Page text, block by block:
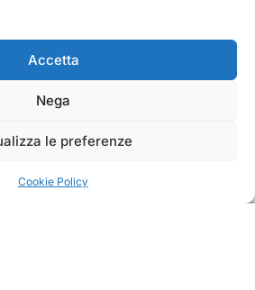
Accetta
Nega
le preferenze
Cookie Policy
TRAKS
indipendente ed emergente